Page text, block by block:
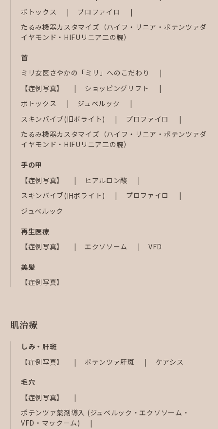
ボトックス
プロファイロ
たるみ機器カスタマイズ（ハイフ・リニア・ポテンツァダ
イヤモンド・HIFUリニア二の腕）
首
ミリ女医さやかの「ミリ」へのこだわり
【症例写真】
ショッピングリフト
ボトックス
ジュベルック
スキンバイブ(旧ボライト)
プロファイロ
たるみ機器カスタマイズ（ハイフ・リニア・ポテンツァダ
イヤモンド・HIFUリニア二の腕）
手の甲
【症例写真】
ヒアルロン酸
スキンバイブ(旧ボライト)
プロファイロ
ジュベルック
再生医療
【症例写真】
エクソソーム VFD
美髪
【症例写真】
肌治療
しみ・肝斑
【症例写真】
ポテンツァ肝斑 ケアシス
毛穴
【症例写真】
ポテンツァ薬剤導入 (ジュベルック・エクソソーム・
VFD・マックーム)